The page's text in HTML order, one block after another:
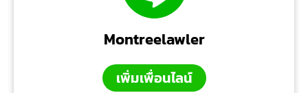
Montreelawler
เพิ่มเพื่อนไลน์